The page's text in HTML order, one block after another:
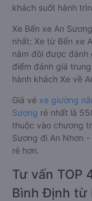
khách suốt hành
Xe Bến xe An
nhất: Xe từ Bến xe
nằm đôi được
điểm đánh giá
hành khách Xe về
Giá vé xe giường
Sương rẻ nhất là
thuộc vào chương
Sương đi An Nhơn
rẻ hơn.
Tư vấn TOP
Bình Định từ